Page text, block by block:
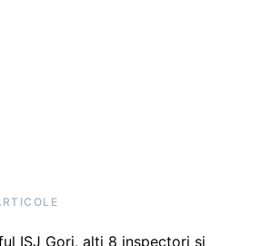
ISJ Gorj, alți 8 inspectori și